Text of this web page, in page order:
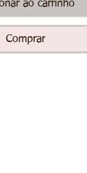
ao carrinho
Comprar